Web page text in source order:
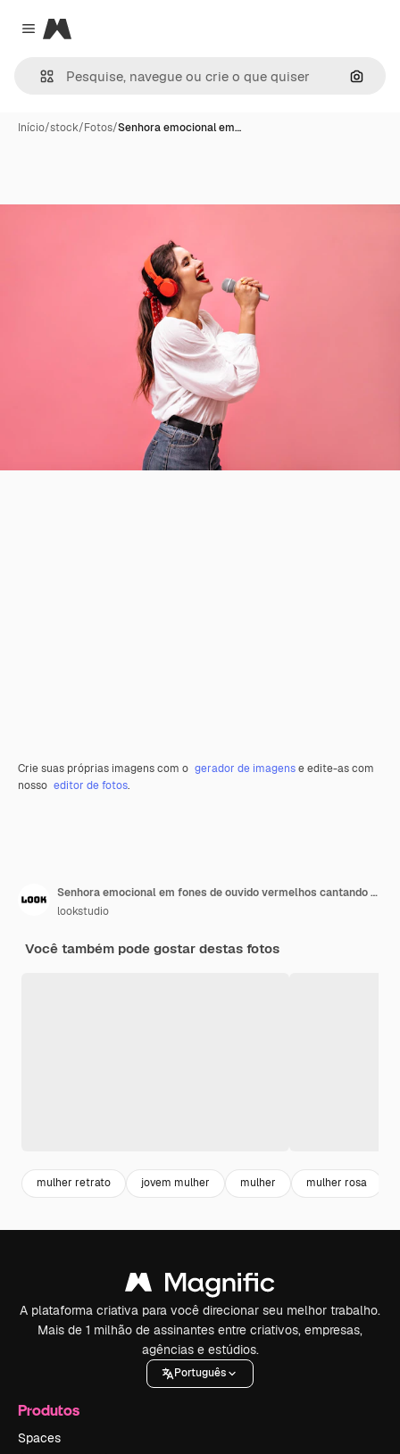
Close menu
Magnific
Início/stock/Fotos/Senhora emocional em…
Crie suas próprias imagens com o gerador de imagense edite-as com
nosso editor de fotos.
Senhora emocional em fones de ouvido vermelhos cantando no microfone. Brilhante linda garota na blusa branca e jeans com faixa preta posando.
lookstudio
Você também pode gostar destas fotos
mulher retrato jovem mulher mulher mulher rosa
A plataforma criativa para você direcionar seu melhor trabalho.
Mais de 1 milhão de assinantes entre criativos, empresas,
agências e estúdios.
Português
Produtos
Spaces